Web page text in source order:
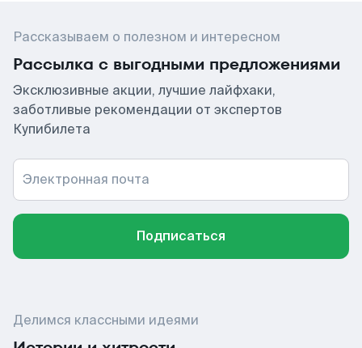
Рассказываем о полезном и интересном
Рассылка с выгодными предложениями
Эксклюзивные акции, лучшие лайфхаки,
заботливые рекомендации от экспертов
Купибилета
Электронная почта
Подписаться
Делимся классными идеями